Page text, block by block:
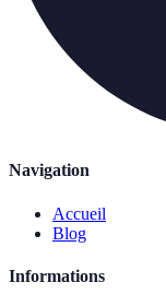
Navigation
Accueil
Blog
Informations